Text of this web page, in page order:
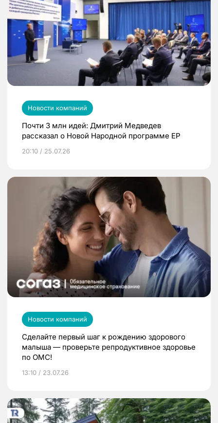
Новости компаний
Почти 3 млн идей: Дмитрий Медведев
рассказал о Новой Народной программе ЕР
20:10 / 25.07.26
Новости компаний
Сделайте первый шаг к рождению здорового
малыша — проверьте репродуктивное здоровье
по ОМС!
13:10 / 23.07.26